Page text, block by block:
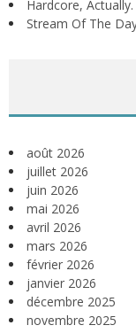
Hardcore,
Stream Of The
août 2026
juillet 2026
juin 2026
mai 2026
avril 2026
mars 2026
février 2026
janvier 2026
décembre 2025
novembre 2025